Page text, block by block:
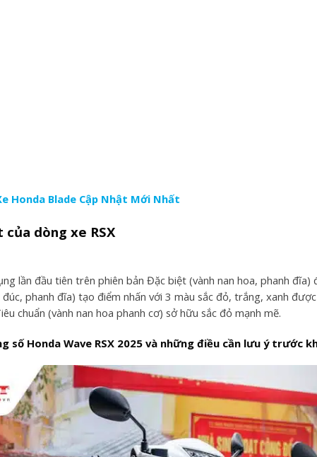
Honda Blade Cập Nhật Mới Nhất
dòng xe RSX
lần đầu tiên trên phiên bản Đặc biệt (vành nan hoa, phanh đĩa)
đúc, phanh đĩa) tạo điểm nhấn với 3 màu sắc đỏ, trắng, xanh
chuẩn (vành nan hoa phanh cơ) sở hữu sắc đỏ mạnh mẽ.
số Honda Wave RSX 2025 và những điều cần lưu ý trước